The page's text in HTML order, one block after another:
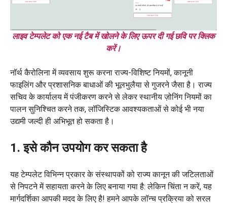
लाइव टेम्पलेट को एक नई टैब में खोलने के लिए ऊपर दी गई छवि पर क्लिक
करें।
नॉर्थ कैरोलिना में व्यवसाय शुरू करना राज्य-विशिष्ट नियमों, कानूनी
फाइलिंग और प्रशासनिक बाधाओं की भूलभुलैया से गुजरने जैसा है। राज्य
सचिव के कार्यालय में पंजीकरण करने से लेकर स्थानीय ज़ोनिंग नियमों का
पालन सुनिश्चित करने तक, लॉजिस्टिक आवश्यकताओं से कोई भी नया
उद्यमी जल्दी ही अभिभूत हो सकता है।
1. इसे कौन उपयोग कर सकता है
यह टेम्पलेट विभिन्न प्रकार के संस्थापकों को राज्य कानून की जटिलताओं
से निपटने में सहायता करने के लिए बनाया गया है: लेकिन चिंता न करें, यह
मार्गदर्शिका आपकी मदद के लिए है! हमने आपके लॉन्च प्रक्रिया को सरल